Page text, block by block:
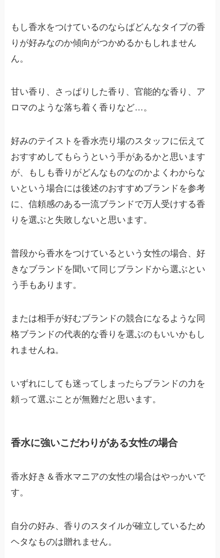
もし香水をつけているのならばどんなタイプの香
りが好みなのか傾向がつかめるかもしれません
ん。
甘い香り、さっぱりした香り、官能的な香り、ア
ロマのような落ち着く香りなど…。
好みのテイストを香水売り場のスタッフに伝えて
おすすめしてもらうという手があるかと思います
が、もしも香りがどんなものなのかよくわからな
いという場合には後述のおすすめブランドを参考
に、信頼感のある一流ブランドで万人受けする香
りを選ぶと失敗しないと思います。
普段から香水をつけているという女性の場合、好
きなブランドを聞いて同じブランドから選ぶとい
う手もあります。
または相手が好むブランドの競合になるような同
格ブランドの代表的な香りを選ぶのもいいかもし
れませんね。
いずれにしても迷ってしまったらブランドの力を
頼って選ぶことが無難だと思います。
香水に強いこだわりがある女性の場合
香水好き＆香水マニアの女性の場合はやっかいで
す。
自分の好み、香りのスタイルが確立しているため
ヘタなものは贈れません。